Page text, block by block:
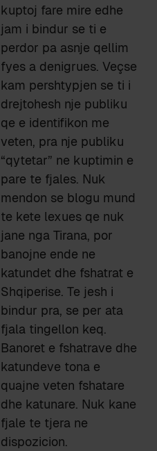
kuptoj fare mire edhe
jam i bindur se ti e
perdor pa asnje qellim
fyes a denigrues. Veçse
kam pershtypjen se ti i
drejtohesh nje publiku
qe e identifikon me
veten, pra nje publiku
“qytetar” ne kuptimin e
pare te fjales. Nuk
mendon se blogu mund
te kete lexues qe nuk
jane nga Tirana, por
banojne ende ne
katundet dhe fshatrat e
Shqiperise. Te jesh i
bindur pra, se per ata
fjala tingellon keq.
Banoret e fshatrave dhe
katundeve tona e
quajne veten fshatare
dhe katunare. Nuk kane
fjale te tjera ne
dispozicion.